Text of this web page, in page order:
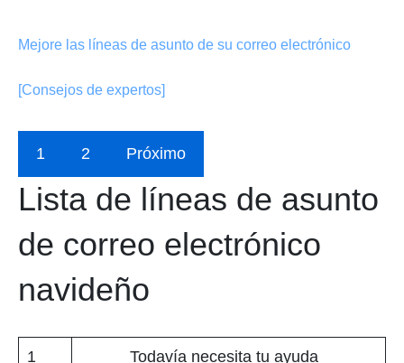
Mejore las líneas de asunto de su correo electrónico
[Consejos de expertos]
1 2 Próximo
Lista de líneas de asunto
de correo electrónico
navideño
1 _____ Todavía necesita tu ayuda